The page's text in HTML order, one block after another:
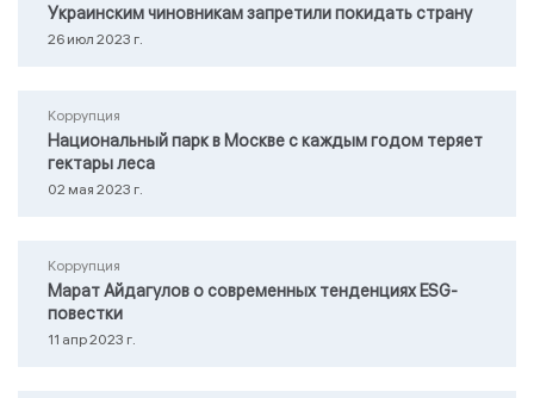
Украинским чиновникам запретили покидать страну
26 июл 2023 г.
Коррупция
Национальный парк в Москве с каждым годом теряет
гектары леса
02 мая 2023 г.
Коррупция
Марат Айдагулов о современных тенденциях ESG-
повестки
11 апр 2023 г.